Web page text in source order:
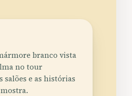
branco vista
no tour
salões e as histórias